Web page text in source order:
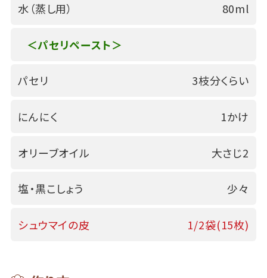
水（蒸し用） 80ml
＜パセリペースト＞
パセリ 3枝分くらい
にんにく 1かけ
オリーブオイル 大さじ2
塩・黒こしょう 少々
シュウマイの皮 1/2袋(15枚)